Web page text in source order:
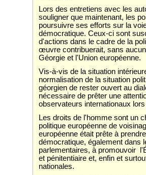
Lors des entretiens avec les
souligner que maintenant, les
poursuivre ses efforts sur la
démocratique. Ceux-ci sont
d'actions dans le cadre de la
œuvre contribuerait, sans
Géorgie et l'Union européenne.
Vis-à-vis de la situation
normalisation de la situation
géorgien de rester ouvert au
nécessaire de prêter une
observateurs internationaux
Les droits de l'homme sont un
politique européenne de
européenne était prête à
démocratique, également dans
parlementaires, à promouvoir
et pénitentiaire et, enfin et
nationales.